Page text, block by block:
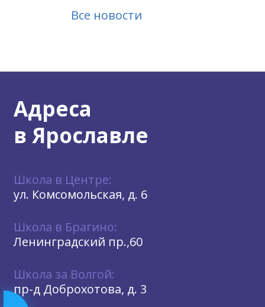
Все новости
Адреса
в Ярославле
Школа в Центре:
ул. Комсомольская, д. 6
Школа в Брагино:
Ленинградский пр.,60
Школа за Волгой:
пр-д Доброхотова, д. 3